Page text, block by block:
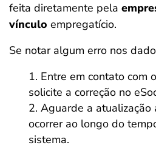
feita diretamente pela
vínculo empregatício.
Se notar algum erro nos
Entre em contato com
solicite a correção no
Aguarde a atualização
ocorrer ao longo do
sistema.